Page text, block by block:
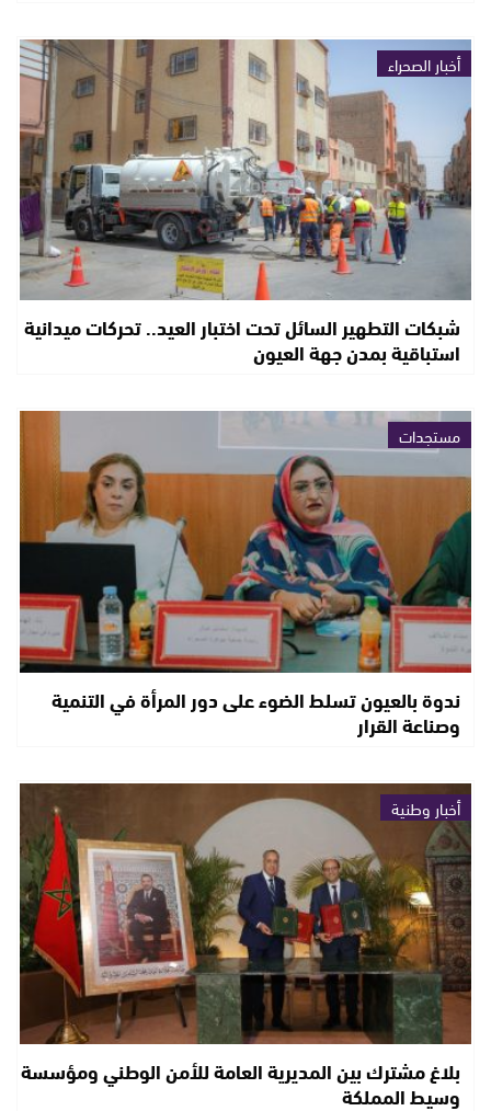
أخبار الصحراء
شبكات التطهير السائل تحت اختبار العيد.. تحركات ميدانية
استباقية بمدن جهة العيون
مستجدات
ندوة بالعيون تسلط الضوء على دور المرأة في التنمية
وصناعة القرار
أخبار وطنية
بلاغ مشترك بين المديرية العامة للأمن الوطني ومؤسسة
وسيط المملكة